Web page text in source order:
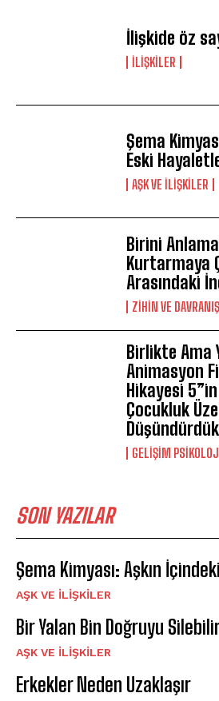
İlişkide öz
İLIŞKILER
Şema
Eski
AŞK VE İLIŞKILER
Birini
Kurtarmaya
Arasındaki
⁠ZIHIN VE DAVRANIŞ
Birlikte Ama
Animasyon
Hikayesi
Çocukluk
GELIŞIM
SON YAZILAR
Şema Kimyası: Aşkın
AŞK VE İLIŞKILER
Bir Yalan Bin Doğruyu
AŞK VE İLIŞKILER
Erkekler Neden Uzaklaşır